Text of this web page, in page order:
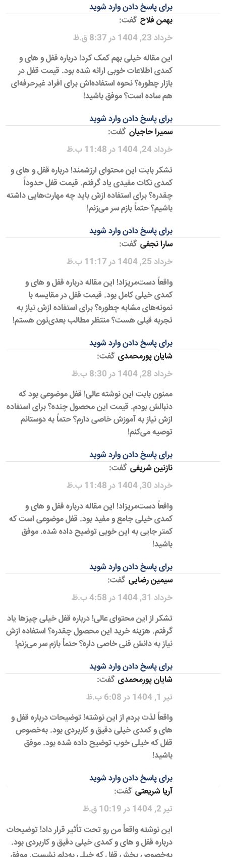
برای پاسخ دادن وارد شوید
بهمن فلاح گفت:
خرداد 23, 1404 در 8:37 ق.ظ
این مقاله خیلی بهم کمک کرد! درباره قفل و های و
کمدی اطلاعات خوبی ارائه شده بود. قیمت قفل در
بازار چطوره؟ نحوه استفاده‌اش برای افراد غیرحرفه‌ای
هم ساده است؟ موفق باشید!
برای پاسخ دادن وارد شوید
سمیرا حاجیان گفت:
خرداد 24, 1404 در 11:48 ب.ظ
تشکر بابت این محتوای ارزشمند! درباره قفل و های و
کمدی نکات مفیدی یاد گرفتم. قیمت قفل حدوداً
چقدره؟ برای استفاده ازش باید چه مهارت‌هایی داشته
باشیم؟ حتماً بازم سر می‌زنم!
برای پاسخ دادن وارد شوید
سارا نجفی گفت:
خرداد 25, 1404 در 11:17 ب.ظ
واقعاً دست‌مریزاد! این مقاله درباره قفل و های و
کمدی خیلی کامل بود. قیمت قفل در مقایسه با
نمونه‌های مشابه چطوره؟ برای استفاده ازش نیاز به
تجربه قبلی هست؟ منتظر مطالب بعدی‌تون هستم!
برای پاسخ دادن وارد شوید
شایان پورمحمدی گفت:
خرداد 28, 1404 در 8:30 ب.ظ
ممنون بابت این نوشته عالی! قفل موضوعی بود که
دنبالش بودم. قیمت این محصول چنده؟ برای استفاده
ازش نیاز به آموزش خاصی دارم؟ حتماً به دوستانم
توصیه می‌کنم!
برای پاسخ دادن وارد شوید
نازنین شریفی گفت:
خرداد 30, 1404 در 11:48 ب.ظ
واقعاً دست‌مریزاد! این مقاله درباره قفل و های و
کمدی خیلی جامع و مفید بود. قفل موضوعی است که
کمتر جایی به این خوبی توضیح داده شده. موفق
باشید!
برای پاسخ دادن وارد شوید
سیمین رضایی گفت:
خرداد 31, 1404 در 4:58 ب.ظ
تشکر از این محتوای عالی! درباره قفل خیلی چیزها یاد
گرفتم. هزینه خرید این محصول چقدره؟ استفاده ازش
نیاز به دانش فنی خاصی داره؟ حتماً بازم سر می‌زنم!
برای پاسخ دادن وارد شوید
شایان پورمحمدی گفت:
تیر 1, 1404 در 6:08 ب.ظ
واقعاً لذت بردم از این نوشته! توضیحات درباره قفل و
های و کمدی خیلی دقیق و کاربردی بود. به‌خصوص
قفل که خیلی خوب توضیح داده شده بود. موفق
باشید!
برای پاسخ دادن وارد شوید
آریا شریعتی گفت:
تیر 2, 1404 در 10:19 ق.ظ
این نوشته واقعاً من رو تحت تأثیر قرار داد! توضیحات
درباره قفل و های و کمدی خیلی دقیق و کاربردی بود.